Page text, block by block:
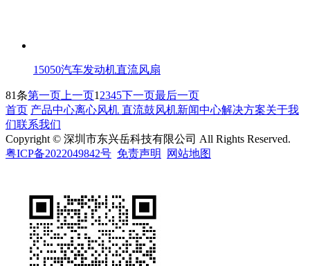
15050汽车发动机直流风扇
81条第一页 上一页1 2345下一页最后一页
首页 产品中心离心风机 直流鼓风机新闻中心解决方案关于我
们联系我们
Copyright © 深圳市东兴岳科技有限公司 All Rights Reserved.
粤ICP备2022049842号 免责声明 网站地图